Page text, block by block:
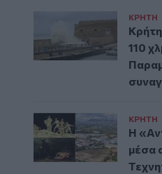
ΚΡΗΤΗ
110
ΚΡΗΤΗ
Η
μέσα